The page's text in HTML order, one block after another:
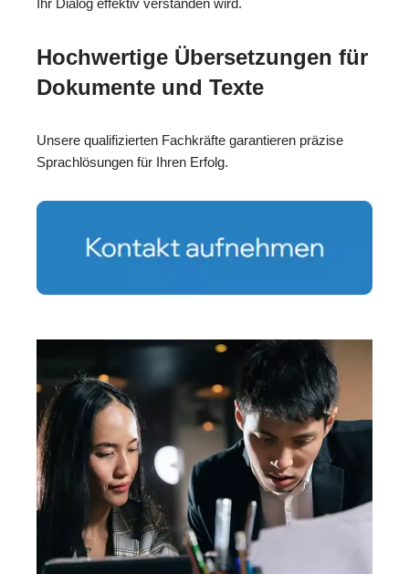
Hochwertige Übersetzungen für
Dokumente und Texte
Unsere qualifizierten Fachkräfte garantieren präzise
Sprachlösungen für Ihren Erfolg.